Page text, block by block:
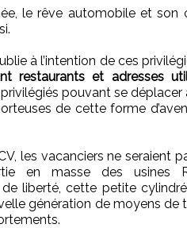
le rêve automobile et son
à l’intention de ces
restaurants et adresses
privilégiés pouvant se
de cette forme
les vacanciers ne seraient
en masse des usines
de liberté, cette petite
génération de moyens